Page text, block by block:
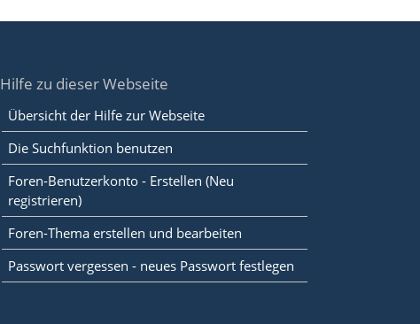
Hilfe zu dieser Webseite
Übersicht der Hilfe zur Webseite
Die Suchfunktion benutzen
Foren-Benutzerkonto - Erstellen (Neu
registrieren)
Foren-Thema erstellen und bearbeiten
Passwort vergessen - neues Passwort festlegen